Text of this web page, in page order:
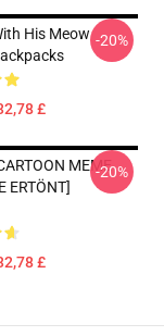
His Meow
£
-20%
MEME
ERTÖNT]
£
-20%